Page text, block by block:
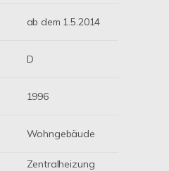
ab dem 1.5.2014
D
1996
Wohngebäude
Zentralheizung